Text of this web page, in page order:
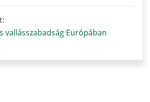
vallásszabadság Európában